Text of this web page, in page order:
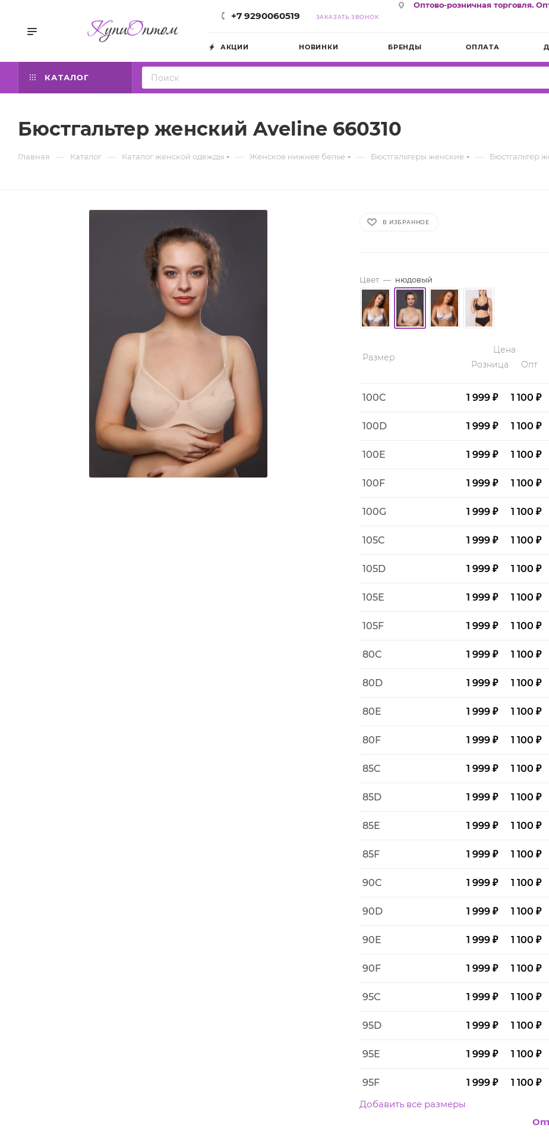
+7 9290060519 ЗАКАЗАТЬ ЗВОНОК
Оптово-розничная торговля.
АКЦИИ НОВИНКИ БРЕНДЫ ОПЛАТА
КАТАЛОГ
Бюстгальтер женский Aveline 660310
Главная — Каталог — Каталог женской одежды — Женское нижнее белье — Бюстгальтеры женские — Бюстгальтер
В ИЗБРАННОЕ
Цвет — нюдовый
Размер
Цена
Розница
Опт
100C 1 999 ₽ 1 100 ₽
100D 1 999 ₽ 1 100 ₽
100E 1 999 ₽ 1 100 ₽
100F 1 999 ₽ 1 100 ₽
100G 1 999 ₽ 1 100 ₽
105C 1 999 ₽ 1 100 ₽
105D 1 999 ₽ 1 100 ₽
105E 1 999 ₽ 1 100 ₽
105F 1 999 ₽ 1 100 ₽
80C 1 999 ₽ 1 100 ₽
80D 1 999 ₽ 1 100 ₽
80E 1 999 ₽ 1 100 ₽
80F 1 999 ₽ 1 100 ₽
85C 1 999 ₽ 1 100 ₽
85D 1 999 ₽ 1 100 ₽
85E 1 999 ₽ 1 100 ₽
85F 1 999 ₽ 1 100 ₽
90C 1 999 ₽ 1 100 ₽
90D 1 999 ₽ 1 100 ₽
90E 1 999 ₽ 1 100 ₽
90F 1 999 ₽ 1 100 ₽
95C 1 999 ₽ 1 100 ₽
95D 1 999 ₽ 1 100 ₽
95E 1 999 ₽ 1 100 ₽
95F 1 999 ₽ 1 100 ₽
Добавить все размеры